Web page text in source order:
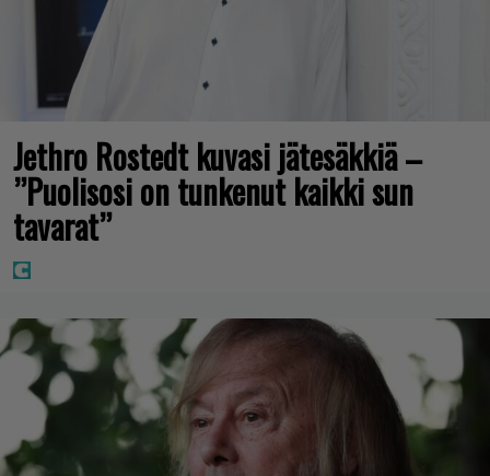
Jethro Rostedt kuvasi jätesäkkiä –
”Puolisosi on tunkenut kaikki sun
tavarat”